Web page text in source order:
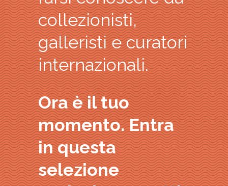
collezionisti,
galleristi e curatori
internazionali.
Ora è il tuo
momento. Entra
in questa
selezione